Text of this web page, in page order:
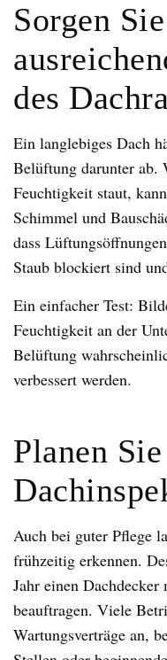
Sorgen
des
Ein langlebiges Dach
Belüftung darunter ab.
Feuchtigkeit staut,
Schimmel und
dass
Staub blockiert sind
Ein einfacher Test:
Feuchtigkeit an der
Belüftung
verbessert werden.
Planen
Auch bei guter Pflege
frühzeitig erkennen.
Jahr einen
beauftragen. Viele
Wartungsverträge an,